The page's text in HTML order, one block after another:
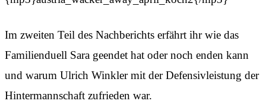
Im zweiten Teil des Nachberichts erfährt ihr wie das
Familienduell Sara geendet hat oder noch enden kann
und warum Ulrich Winkler mit der Defensivleistung der
Hintermannschaft zufrieden war.